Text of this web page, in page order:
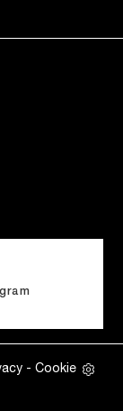
- Cookie